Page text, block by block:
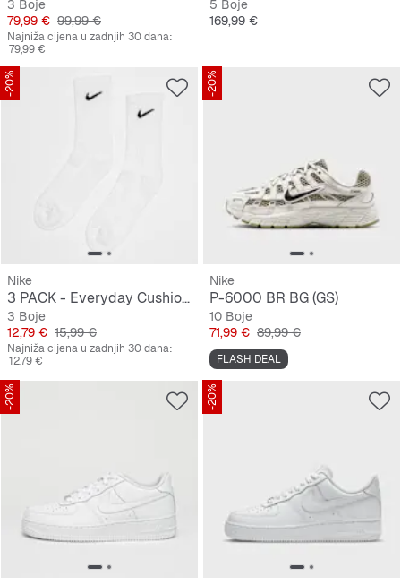
3 Boje
Cijena
79,99 € Originalna cijena
99,99 €
Najniža cijena u zadnjih 30 dana:
79,99 €
5 Boje
Cijena
169,99 €
-20%
Nike
3 PACK - Everyday Cushioned Training Crew Socks
3 Boje
Cijena
12,79 € Originalna cijena
15,99 €
Najniža cijena u zadnjih 30 dana:
12,79 €
-20%
Nike
P-6000 BR BG (GS)
10 Boje
Cijena
71,99 € Originalna cijena
89,99 €
FLASH DEAL
-20% -20%